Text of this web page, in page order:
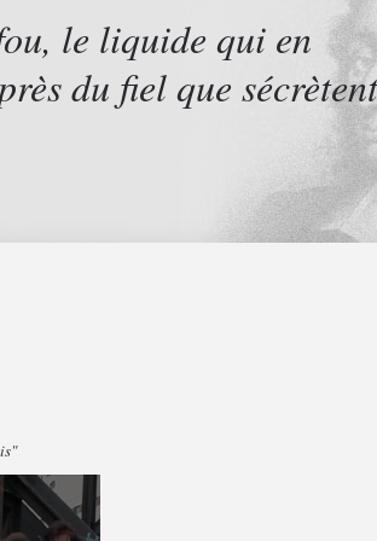
le liquide qui en
du fiel que sécrètent